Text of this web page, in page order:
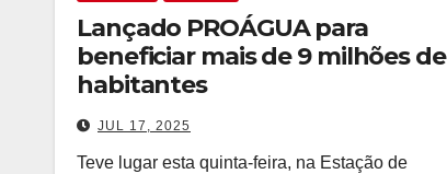
Lançado PROÁGUA para
beneficiar mais de 9 milhões de
habitantes
JUL 17, 2025
Teve lugar esta quinta-feira, na Estação de